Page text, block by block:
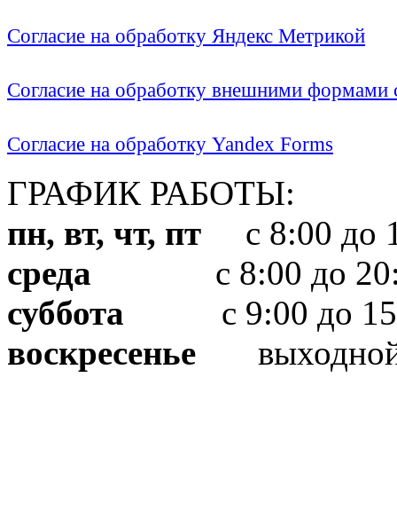
Согласие на обработку Яндекс Метрикой
Согласие на обработку внешними формами
Согласие на обработку Yandex Forms
ГРАФИК РАБОТЫ:
пн, вт, чт, пт с 8:00 до
среда с 8:00 до
суббота с 9:00 до
воскресенье